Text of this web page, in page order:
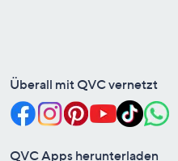
Überall mit QVC vernetzt
QVC Apps herunterladen